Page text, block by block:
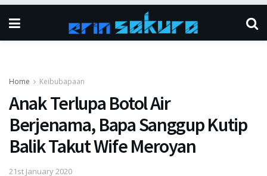
Home Keibubapaan
Anak Terlupa Botol Air
Berjenama, Bapa Sanggup Kutip
Balik Takut Wife Meroyan
21st January 2020